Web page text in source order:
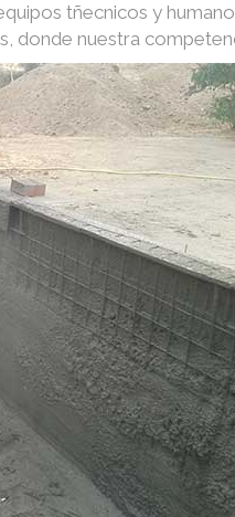
tñecnicos y
donde nuestra